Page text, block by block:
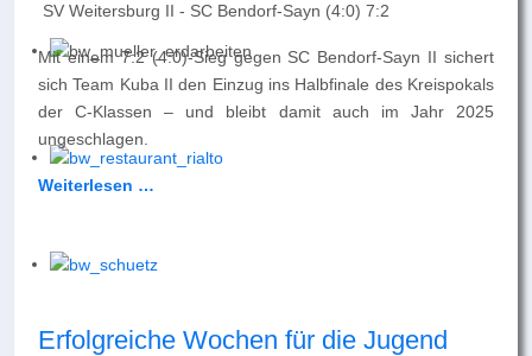
SV Weitersburg II - SC Bendorf-Sayn (4:0) 7:2
Mit einem 7:2 (4:0)-Sieg gegen SC Bendorf-Sayn II sichert
sich Team Kuba II den Einzug ins Halbfinale des Kreispokals
der C-Klassen – und bleibt damit auch im Jahr 2025
ungeschlagen.
Weiterlesen …
Erfolgreiche Wochen für die Jugend